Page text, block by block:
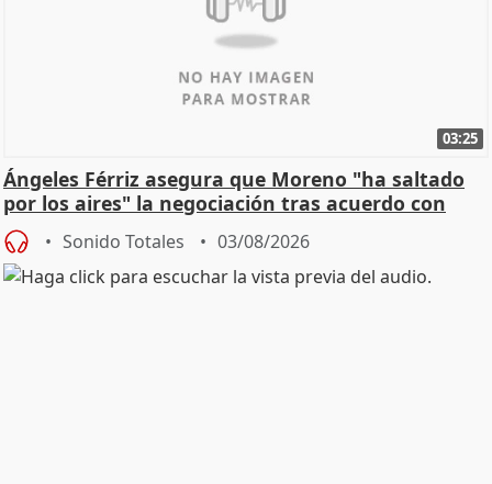
03:25
Ángeles Férriz asegura que Moreno "ha saltado
por los aires" la negociación tras acuerdo con
SMA
Sonido Totales 03/08/2026